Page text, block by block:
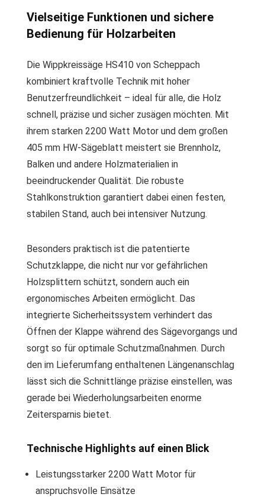
Vielseitige Funktionen und sichere
Bedienung für Holzarbeiten
Die Wippkreissäge HS410 von Scheppach
kombiniert kraftvolle Technik mit hoher
Benutzerfreundlichkeit – ideal für alle, die Holz
schnell, präzise und sicher zusägen möchten. Mit
ihrem starken 2200 Watt Motor und dem großen
405 mm HW-Sägeblatt meistert sie Brennholz,
Balken und andere Holzmaterialien in
beeindruckender Qualität. Die robuste
Stahlkonstruktion garantiert dabei einen festen,
stabilen Stand, auch bei intensiver Nutzung.
Besonders praktisch ist die patentierte
Schutzklappe, die nicht nur vor gefährlichen
Holzsplittern schützt, sondern auch ein
ergonomisches Arbeiten ermöglicht. Das
integrierte Sicherheitssystem verhindert das
Öffnen der Klappe während des Sägevorgangs und
sorgt so für optimale Schutzmaßnahmen. Durch
den im Lieferumfang enthaltenen Längenanschlag
lässt sich die Schnittlänge präzise einstellen, was
gerade bei Wiederholungsarbeiten enorme
Zeitersparnis bietet.
Technische Highlights auf einen Blick
Leistungsstarker 2200 Watt Motor für
anspruchsvolle Einsätze